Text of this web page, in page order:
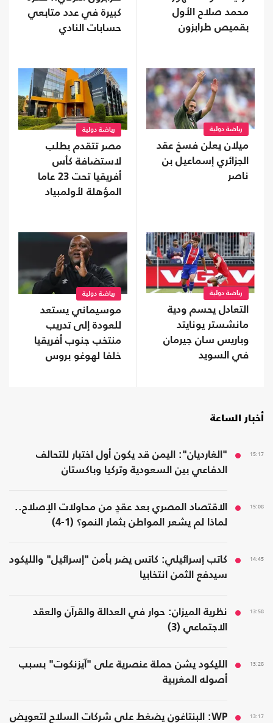
محمد صلاح الأول
بقميص طرابزون
كبيرة في عدد متابعي
حسابات النادي
رياضة دولية
ميلان يعلن فسخ عقد
الجزائري إسماعيل بن
ناصر
رياضة دولية
مصر تتقدم بطلب
لاستضافة كأس
أفريقيا تحت 23 عاما
المؤهلة لأولمبياد
رياضة دولية
التعادل يحسم ودية
مانشستر يونايتد
وباريس سان جيرمان
في السويد
رياضة دولية
موسيماني يستعد
للعودة إلى تدريب
منتخب جنوب أفريقيا
خلفا لهوغو بروس
أخبار الساعة
15:17
"الغارديان": اليمن قد يكون أول اختبار للتحالف
الدفاعي بين السعودية وتركيا وباكستان
15:08
الاقتصاد المصري بعد عقدٍ من محاولات الإصلاح..
لماذا لم يشعر المواطن بثمار النمو؟ (1-4)
14:45
كاتب إسرائيلي: كاتس يضر بأمن "إسرائيل" والليكود
سيدفع الثمن انتخابيا
13:58
نظرية الميزان: حوار في العدالة والقرآن والعقد
الاجتماعي (3)
13:28
الليكود يشن حملة عنصرية على "آيزنكوت" بسبب
أصوله المغربية
13:17
WP: البنتاغون يضغط على شركات السلاح لتعويض